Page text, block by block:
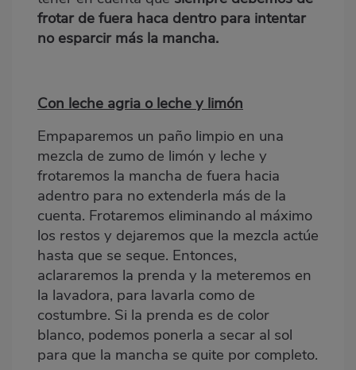
frotar de fuera haca dentro para intentar
no esparcir más la mancha.
Con leche agria o leche y limón
Empaparemos un paño limpio en una
mezcla de zumo de limón y leche y
frotaremos la mancha de fuera hacia
adentro para no extenderla más de la
cuenta. Frotaremos eliminando al máximo
los restos y dejaremos que la mezcla actúe
hasta que se seque. Entonces,
aclararemos la prenda y la meteremos en
la lavadora, para lavarla como de
costumbre. Si la prenda es de color
blanco, podemos ponerla a secar al sol
para que la mancha se quite por completo.